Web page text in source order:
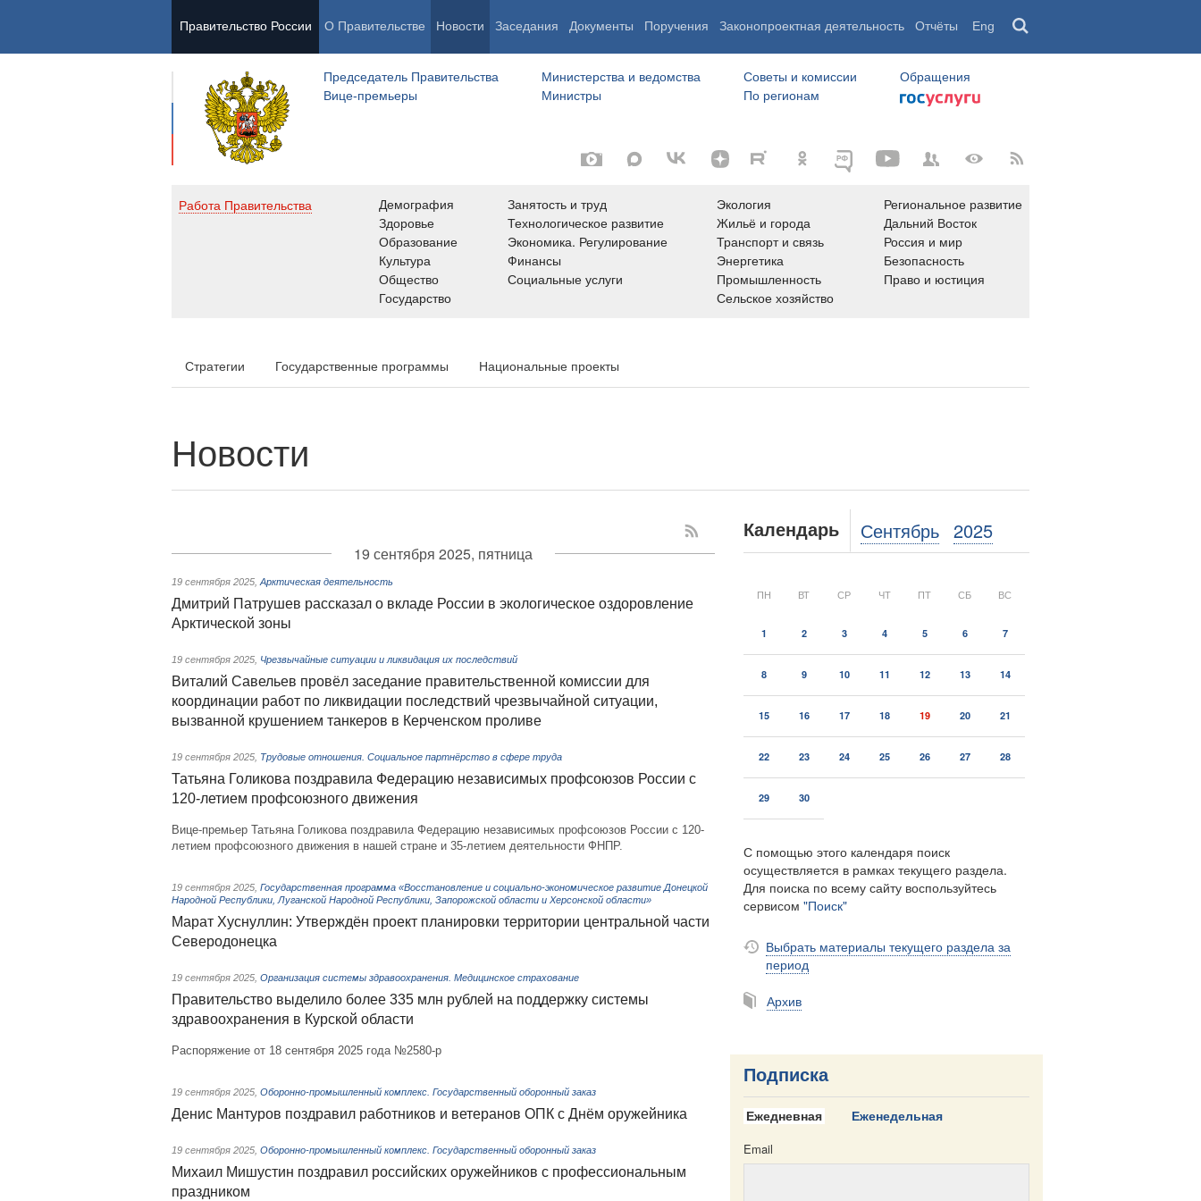
Правительство России О Правительстве Новости Заседания Документы Поручения Законопроектная деятельность Отчёты Eng
Председатель Правительства
Вице-премьеры
Министерства и ведомства
Министры
Советы и комиссии
По регионам
Обращения
Работа Правительства
Демография
Здоровье
Образование
Культура
Общество
Государство
Занятость и труд
Технологическое развитие
Экономика. Регулирование
Финансы
Социальные услуги
Экология
Жильё и города
Транспорт и связь
Энергетика
Промышленность
Сельское хозяйство
Региональное развитие
Дальний Восток
Россия и мир
Безопасность
Право и юстиция
Стратегии Государственные программы Национальные проекты
Новости
19 сентября 2025, пятница
19 сентября 2025 Арктическая деятельность
Дмитрий Патрушев рассказал о вкладе России в экологическое оздоровление
Арктической зоны
19 сентября 2025 Чрезвычайные ситуации и ликвидация их последствий
Виталий Савельев провёл заседание правительственной комиссии для
координации работ по ликвидации последствий чрезвычайной ситуации,
вызванной крушением танкеров в Керченском проливе
19 сентября 2025 Трудовые отношения. Социальное партнёрство в сфере труда
Татьяна Голикова поздравила Федерацию независимых профсоюзов России с
120-летием профсоюзного движения
Вице-премьер Татьяна Голикова поздравила Федерацию независимых профсоюзов России с 120-
летием профсоюзного движения в нашей стране и 35-летием деятельности ФНПР.
19 сентября 2025 Государственная программа «Восстановление и социально-экономическое развитие Донецкой
Народной Республики, Луганской Народной Республики, Запорожской области и Херсонской области»
Марат Хуснуллин: Утверждён проект планировки территории центральной части
Северодонецка
19 сентября 2025 Организация системы здравоохранения. Медицинское страхование
Правительство выделило более 335 млн рублей на поддержку системы
здравоохранения в Курской области
Распоряжение от 18 сентября 2025 года №2580-р
19 сентября 2025 Оборонно-промышленный комплекс. Государственный оборонный заказ
Денис Мантуров поздравил работников и ветеранов ОПК с Днём оружейника
19 сентября 2025 Оборонно-промышленный комплекс. Государственный оборонный заказ
Михаил Мишустин поздравил российских оружейников с профессиональным
праздником
Календарь Сентябрь 2025
ПН ВТ СР ЧТ ПТ СБ ВС
1 2 3 4 5 6 7
8 9 10 11 12 13 14
15 16 17 18 19 20 21
22 23 24 25 26 27 28
29 30
С помощью этого календаря поиск
осуществляется в рамках текущего раздела.
Для поиска по всему сайту воспользуйтесь
сервисом "Поиск"
Выбрать материалы текущего раздела за
период
Архив
Подписка
Ежедневная Еженедельная
Email